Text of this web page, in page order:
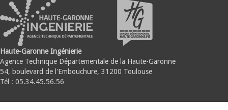
Haute-Garonne Ingénierie
Agence Technique Départementale de la Haute-Garonne
54, boulevard de l'Embouchure, 31200 Toulouse
Tél : 05.34.45.56.56